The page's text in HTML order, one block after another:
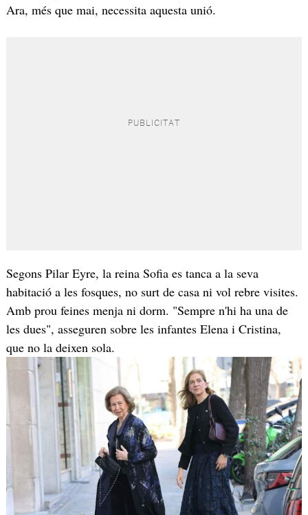
Ara, més que mai, necessita aquesta unió.
Segons Pilar Eyre, la reina Sofia es tanca a la seva
habitació a les fosques, no surt de casa ni vol rebre visites.
Amb prou feines menja ni dorm. "Sempre n'hi ha una de
les dues", asseguren sobre les infantes Elena i Cristina,
que no la deixen sola.